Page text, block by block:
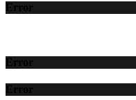
Error
Error
Error